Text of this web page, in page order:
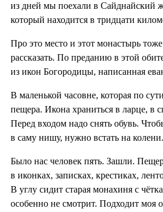
из дней мы поехали в Сайднайский
который находится в тридцати
Про это место и этот монастырь
рассказать. По преданию в этой
из икон Богородицы, написанная
В маленькой часовне, которая по
пещера. Икона храниться в ларце, в
Перед входом надо снять обувь.
в саму нишу, нужно встать на колени.
Было нас человек пять. Зашли.
в иконках, записках, крестиках,
В углу сидит старая монахиня с
особенно не смотрит. Подходит моя